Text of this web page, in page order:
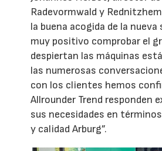
Radevormwald y
la buena acogida de la nueva
muy positivo comprobar el
despiertan las máquinas
las numerosas
con los clientes hemos
Allrounder Trend responden
sus necesidades en
y calidad Arburg”.